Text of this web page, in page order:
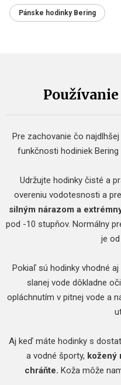
Pánske hodinky Bering
Pre zachovanie čo
funkčnosti hodiniek
Udržujte hodinky čisté a
overeniu vodotesnosti a
silným nárazom a
pod -10 stupňov. Normálny
je od
Pokiaľ sú hodinky vhodné
slanej vode dôkladne
opláchnutím v pitnej vode a
Aj keď máte hodinky s
a vodné športy, kožený
chráňte. Koža môže